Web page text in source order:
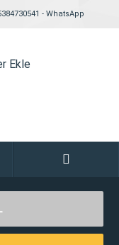
- WhatsApp